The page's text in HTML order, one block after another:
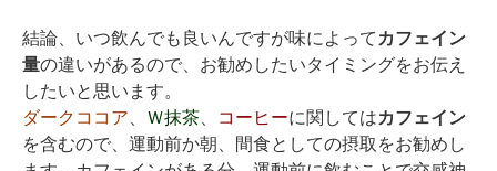
結論、いつ飲んでも良いんですが味によって カフェイン
量の違いがあるので、お勧めしたいタイミングをお伝え
したいと思います。
ダークココア
Ｗ抹茶 コーヒーに関してはカフェイン
を含むので、運動前か朝、間食としての摂取をお勧めし